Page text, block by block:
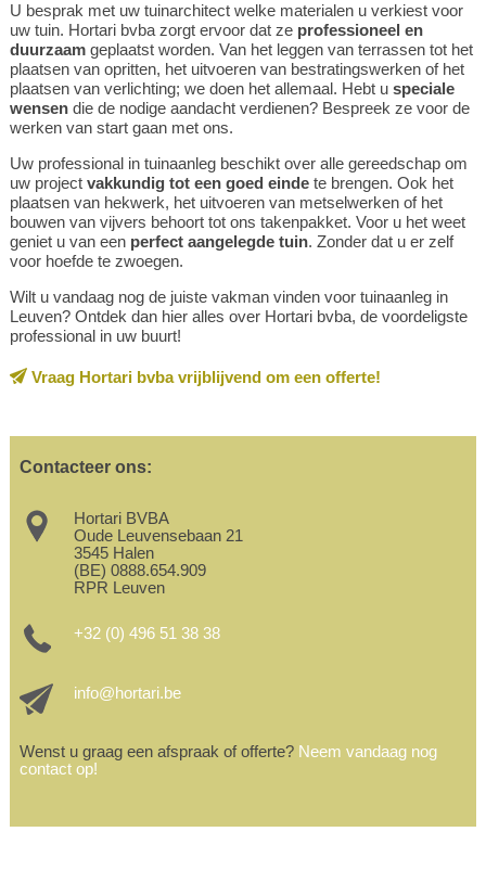
U besprak met uw tuinarchitect welke materialen u verkiest voor
uw tuin. Hortari bvba zorgt ervoor dat ze professioneel en
duurzaamgeplaatst worden. Van het leggen van terrassen tot het
plaatsen van opritten, het uitvoeren van bestratingswerken of het
plaatsen van verlichting; we doen het allemaal. Hebt u speciale
wensendie de nodige aandacht verdienen? Bespreek ze voor de
werken van start gaan met ons.
Uw professional in tuinaanleg beschikt over alle gereedschap om
uw project vakkundig tot een goed eindete brengen. Ook het
plaatsen van hekwerk, het uitvoeren van metselwerken of het
bouwen van vijvers behoort tot ons takenpakket. Voor u het weet
geniet u van een perfect aangelegde tuin. Zonder dat u er zelf
voor hoefde te zwoegen.
Wilt u vandaag nog de juiste vakman vinden voor tuinaanleg in
Leuven? Ontdek dan hier alles over Hortari bvba, de voordeligste
professional in uw buurt!
Vraag Hortari bvba vrijblijvend om een offerte!
Contacteer ons:
Hortari BVBA
Oude Leuvensebaan 21
3545 Halen
(BE) 0888.654.909
RPR Leuven
+32 (0) 496 51 38 38
info@hortari.be
Wenst u graag een afspraak of offerte? Neem vandaag nog
contact op!